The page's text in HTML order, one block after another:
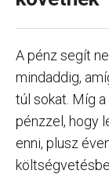
A pénz segít
mindaddig,
túl sokat. Míg
pénzzel, hogy
enni, plusz